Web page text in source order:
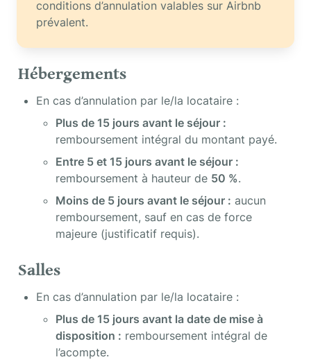
conditions d’annulation valables sur Airbnb
prévalent.
Hébergements
En cas d’annulation par le/la locataire :
Plus de 15 jours avant le séjour :
remboursement intégral du montant payé.
Entre 5 et 15 jours avant le séjour :
remboursement à hauteur de 50 %.
Moins de 5 jours avant le séjour : aucun
remboursement, sauf en cas de force
majeure (justificatif requis).
Salles
En cas d’annulation par le/la locataire :
Plus de 15 jours avant la date de mise à
disposition : remboursement intégral de
l’acompte.